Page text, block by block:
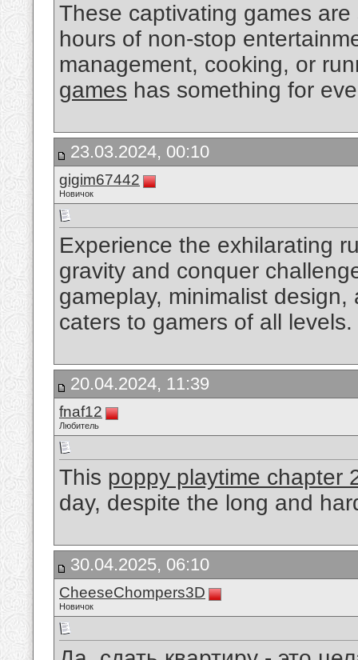
These captivating games
hours of non-stop
management, cooking, or
games has something for
23.03.2024, 00:10
gigim67442
Новичок
Experience the exhilarating
gravity and conquer
gameplay, minimalist
caters to gamers of all levels.
20.04.2024, 11:39
fnaf12
Любитель
This poppy playtime chapter
day, despite the long and
30.04.2025, 06:10
CheeseChompers3D
Новичок